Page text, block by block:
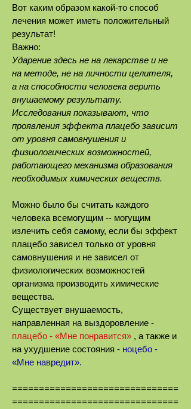
Вот каким образом какой-то способ
лечения может иметь положительный
результат!
Важно:
Ударение здесь не на лекарстве и не
на методе, не на личности целителя,
а на способности человека верить
внушаемому результату.
Исследования показывают, что
проявления эффекта плацебо зависит
от уровня самовнушения и
физиологических возможностей,
работающего механизма образования
необходимых химических веществ.
Можно было бы считать каждого
человека всемогущим -- могущим
излечить себя самому, если бы эффект
плацебо зависел только от уровня
самовнушения и не зависел от
физиологических возможностей
организма производить химические
вещества.
Существует внушаемость,
направленная на выздоровление -
плацебо - «Мне понравится» , а также и
на ухудшение состояния - ноцебо -
«Мне навредит».
===============================
===============================